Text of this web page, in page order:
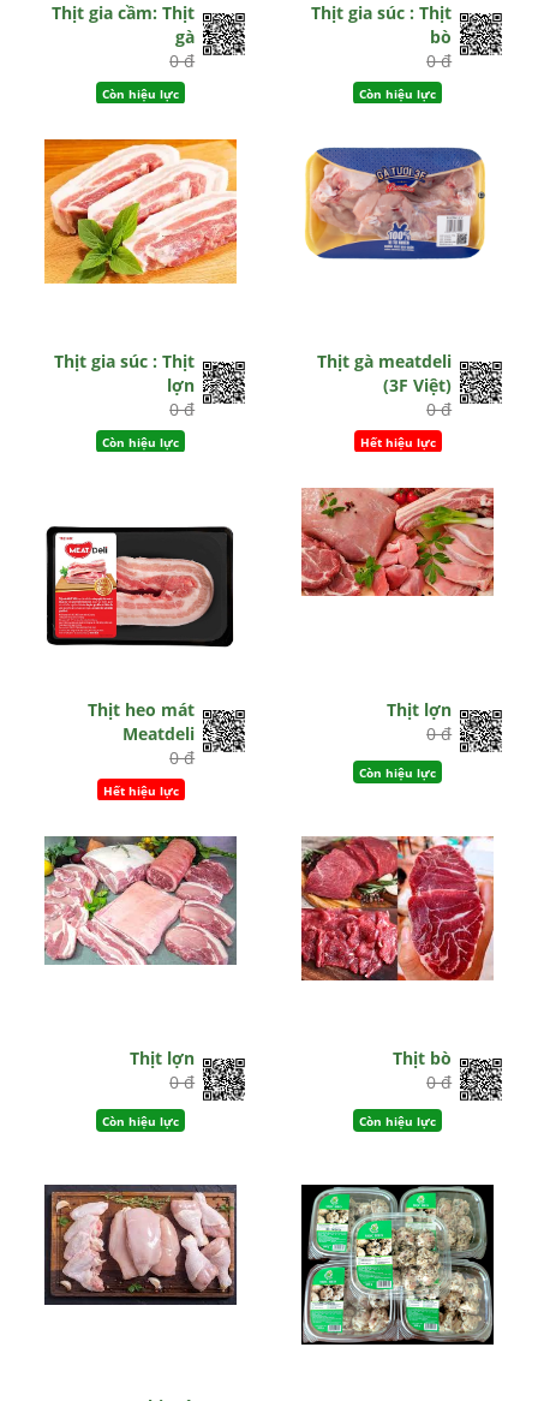
Thịt gia cầm: Thịt
gà
0 đ
Còn hiệu lực
Thịt gia súc : Thịt
bò
0 đ
Còn hiệu lực
Thịt gia súc : Thịt
lợn
0 đ
Còn hiệu lực
Thịt gà meatdeli
(3F Việt)
0 đ
Hết hiệu lực
Thịt heo mát
Meatdeli
0 đ
Hết hiệu lực
Thịt lợn
0 đ
Còn hiệu lực
Thịt lợn
0 đ
Còn hiệu lực
Thịt bò
0 đ
Còn hiệu lực